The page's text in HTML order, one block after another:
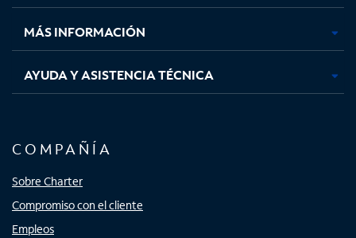
nuevanuevanuevanueva
MÁS INFORMACIÓN
AYUDA Y ASISTENCIA TÉCNICA
COMPAÑÍA
Sobre Charter
Compromiso con el cliente
Empleos